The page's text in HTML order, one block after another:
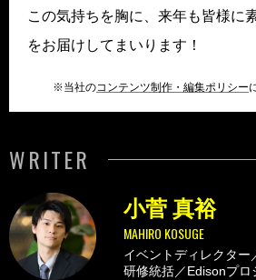
この気持ちを胸に、来年も皆様に
をお届けしてまいります！
※当社のコンテンツ制作・編集ポリシー
WRITER
MAHIRO KOSUGE
小菅 真裕
イベントディレクター
研修統括／Edisonプロ